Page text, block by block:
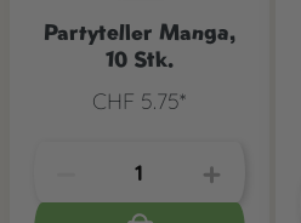
Partyteller Manga,
10 Stk.
CHF 5.75*